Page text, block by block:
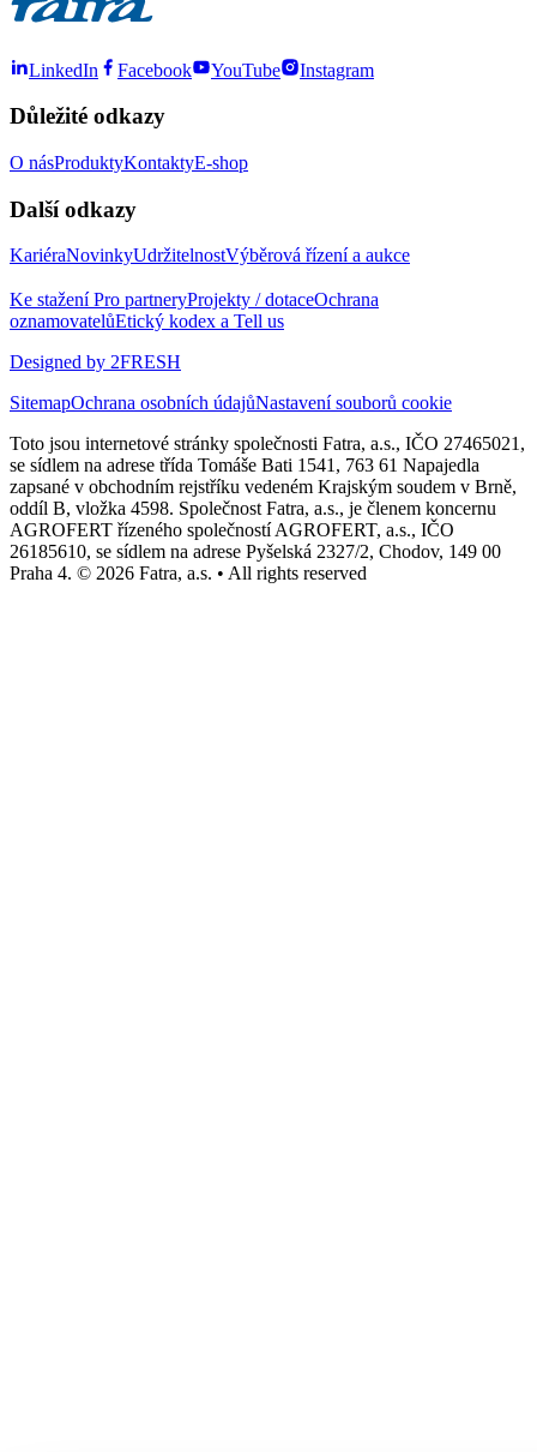
LinkedIn Facebook YouTube Instagram
Důležité odkazy
O násProduktyKontaktyE-shop
Další odkazy
KariéraNovinkyUdržitelnostVýběrová řízení a aukce
Ke staženíPro partneryProjekty / dotaceOchrana
oznamovatelůEtický kodex a Tell us
Designed by 2FRESH
SitemapOchrana osobních údajůNastavení souborů cookie
Toto jsou internetové stránky společnosti Fatra, a.s., IČO 27465021,
se sídlem na adrese třída Tomáše Bati 1541, 763 61 Napajedla
zapsané v obchodním rejstříku vedeném Krajským soudem v Brně,
oddíl B, vložka 4598. Společnost Fatra, a.s., je členem koncernu
AGROFERT řízeného společností AGROFERT, a.s., IČO
26185610, se sídlem na adrese Pyšelská 2327/2, Chodov, 149 00
Praha 4. © 2026 Fatra, a.s. • All rights reserved